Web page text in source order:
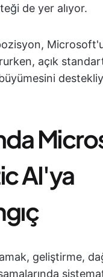
de yer alıyor.
açık
AI'ya
geliştirme,